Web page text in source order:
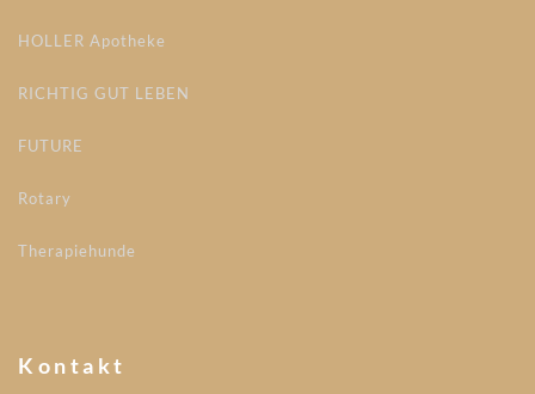
HOLLER Apotheke
RICHTIG GUT LEBEN
FUTURE
Rotary
Therapiehunde
Kontakt